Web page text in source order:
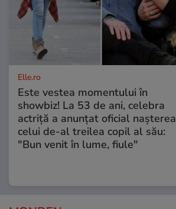
Elle.ro
Este vestea momentului în
showbiz! La 53 de ani, celebra
actriță a anunțat oficial nașterea
celui de-al treilea copil al său:
"Bun venit în lume, fiule"